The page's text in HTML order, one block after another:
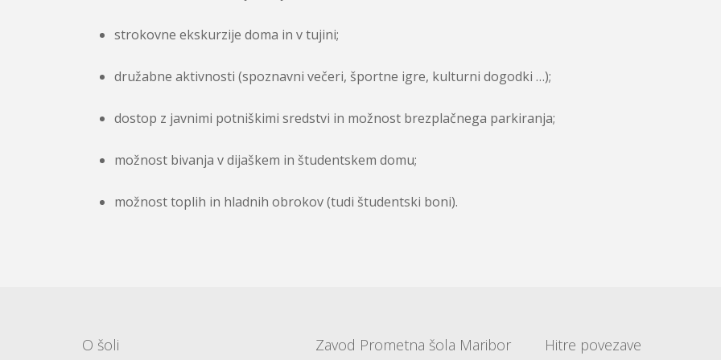
strokovne ekskurzije doma in v tujini;
družabne aktivnosti (spoznavni večeri, športne igre, kulturni dogodki …);
dostop z javnimi potniškimi sredstvi in možnost brezplačnega parkiranja;
možnost bivanja v dijaškem in študentskem domu;
možnost toplih in hladnih obrokov (tudi študentski boni).
O šoli Zavod Prometna šola Maribor Hitre povezave